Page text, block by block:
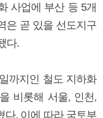
사업에 부산 등 5개
은 곧 있을 선도지구
다.
까지인 철도 지하화
비롯해 서울, 인천,
다. 이에 따라 국토부